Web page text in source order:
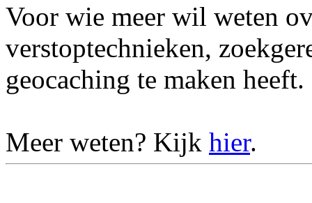
Voor wie meer wil weten
verstoptechnieken,
geocaching te maken heeft.
Meer weten? Kijk hier.